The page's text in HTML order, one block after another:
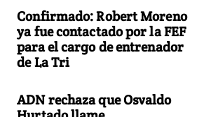
Confirmado: Robert Moreno
ya fue contactado por la FEF
para el cargo de entrenador
de La Tri
ADN rechaza que Osvaldo